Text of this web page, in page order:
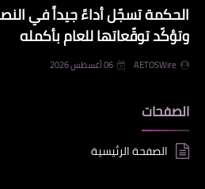
الحكمة تسجّل أداءً جيداً في
وتؤكّد توقّعاتها للعام بأكمله
AETOSWire 06 أغسطس 2026
الصفحات
الصفحة الرئيسية